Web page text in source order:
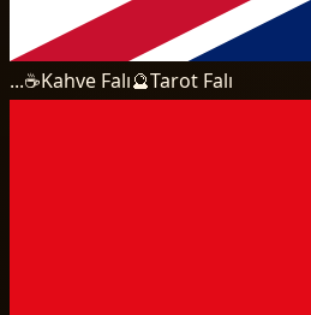
...☕Kahve Falı🔮Tarot Falı